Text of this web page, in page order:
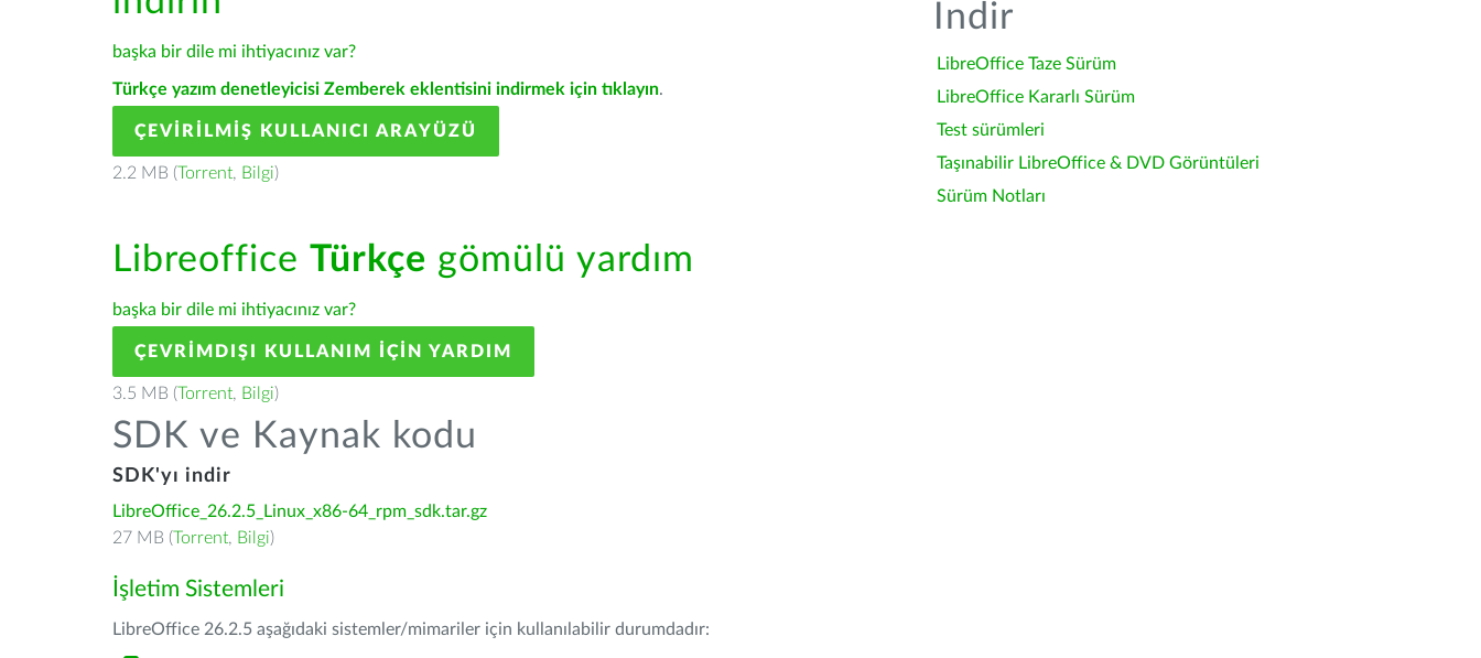
başka bir dile mi ihtiyacınız var?
Türkçe yazım denetleyicisi Zemberek eklentisini indirmek için tıklayın.
ÇEVIRILMIŞ KULLANICI ARAYÜZÜ
2.2 MB (Torrent, Bilgi)
Libreoffice Türkçe gömülü yardım
başka bir dile mi ihtiyacınız var?
ÇEVRIMDIŞI KULLANIM IÇIN YARDIM
3.5 MB (Torrent, Bilgi)
SDK ve Kaynak kodu
SDK'yı indir
LibreOffice_26.2.5_Linux_x86-64_rpm_sdk.tar.gz
27 MB (Torrent, Bilgi)
İşletim Sistemleri
LibreOffice 26.2.5 aşağıdaki sistemler/mimariler için kullanılabilir durumdadır:
İndir
LibreOffice Taze Sürüm
LibreOffice Kararlı Sürüm
Test sürümleri
Taşınabilir LibreOffice & DVD Görüntüleri
Sürüm Notları